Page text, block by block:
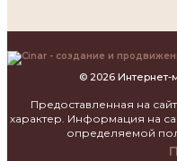
© 2026
Предоставленная на
характер. Информация на
определяемой